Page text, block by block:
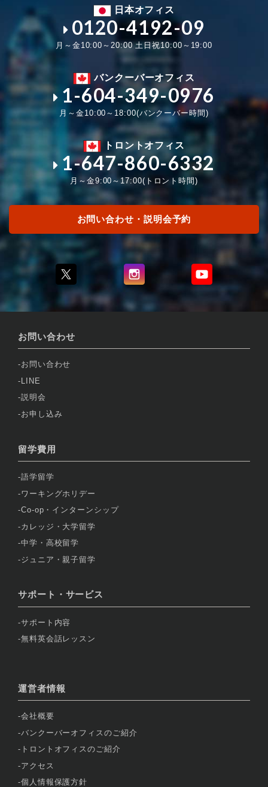
日本オフィス
0120-4192-09
月～金10:00～20:00 土日祝10:00～19:00
バンクーバーオフィス
1-604-349-0976
月～金10:00～18:00(バンクーバー時間)
トロントオフィス
1-647-860-6332
月～金9:00～17:00(トロント時間)
お問い合わせ・説明会予約
お問い合わせ
お問い合わせ
LINE
説明会
お申し込み
留学費用
語学留学
ワーキングホリデー
Co-op・インターンシップ
カレッジ・大学留学
中学・高校留学
ジュニア・親子留学
サポート・サービス
サポート内容
無料英会話レッスン
運営者情報
会社概要
バンクーバーオフィスのご紹介
トロントオフィスのご紹介
アクセス
個人情報保護方針